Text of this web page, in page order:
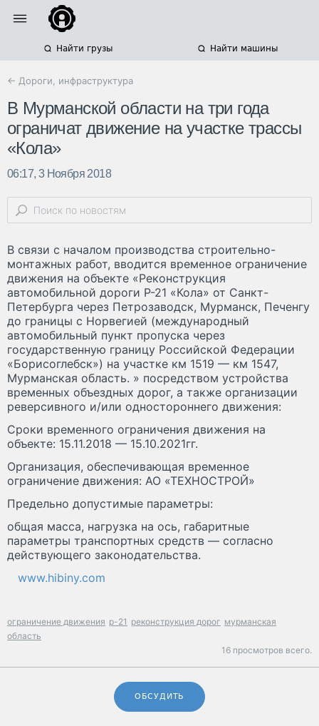
Найти грузы Найти машины
← Дороги, инфраструктура
В Мурманской области на три года
ограничат движение на участке трассы
«Кола»
06:17, 3 Ноября 2018
В связи с началом производства строительно-
монтажных работ, вводится временное ограничение
движения на объекте «Реконструкция
автомобильной дороги Р-21 «Кола» от Санкт-
Петербурга через Петрозаводск, Мурманск, Печенгу
до границы с Норвегией (международный
автомобильный пункт пропуска через
государственную границу Российской Федерации
«Борисоглебск») на участке км 1519 — км 1547,
Мурманская область. » посредством устройства
временных объездных дорог, а также организации
реверсивного и/или одностороннего движения:
Сроки временного ограничения движения на
объекте: 15.11.2018 — 15.10.2021гг.
Организация, обеспечивающая временное
ограничение движения: АО «ТЕХНОСТРОЙ»
Предельно допустимые параметры:
общая масса, нагрузка на ось, габаритные
параметры транспортных средств — согласно
действующего законодательства.
www.hibiny.com
ограничение движения р-21 реконструкция дорог мурманская
область
16 просмотров всего.
ОБСУДИТЬ